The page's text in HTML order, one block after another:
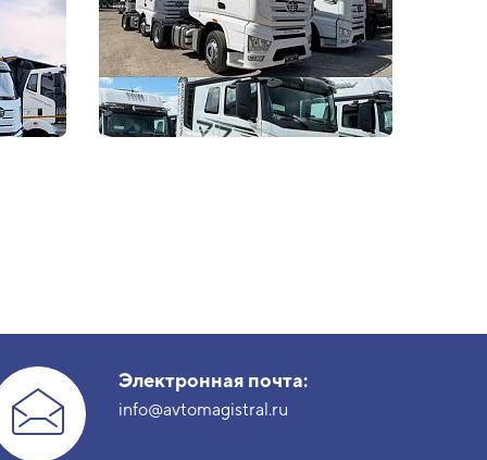
Электронная почта:
info@avtomagistral.ru